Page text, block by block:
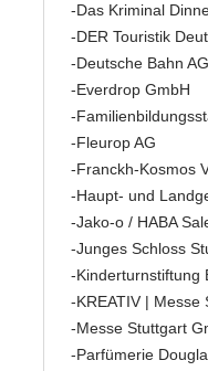
-Das Kriminal
-DER Touristik
-Deutsche Bahn AG
-Everdrop GmbH
-
-Fleurop AG
-Franckh-Kosmos
-Haupt- und
-Jako-o / HABA
-Junges Schloss
-Kinderturnstiftung
-KREATIV | Messe
-Messe Stuttgart
-Parfümerie